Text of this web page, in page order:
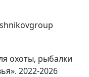
охоты, рыбалки
2022-2026